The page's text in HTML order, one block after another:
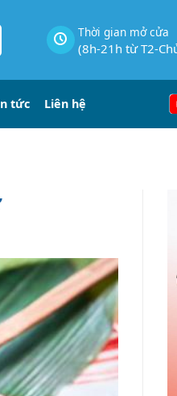
Thời gian mở cửa
(8h-21h từ T2-
tức Liên hệ